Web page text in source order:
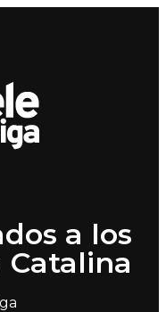
a los